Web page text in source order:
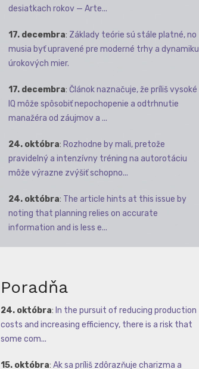
desiatkach rokov — Arte...
17. decembra: Základy teórie sú stále platné, no
musia byť upravené pre moderné trhy a dynamiku
úrokových mier.
17. decembra: Článok naznačuje, že príliš vysoké
IQ môže spôsobiť nepochopenie a odtrhnutie
manažéra od záujmov a ...
24. októbra: Rozhodne by mali, pretože
pravidelný a intenzívny tréning na autorotáciu
môže výrazne zvýšiť schopno...
24. októbra: The article hints at this issue by
noting that planning relies on accurate
information and is less e...
Poradňa
24. októbra: In the pursuit of reducing production
costs and increasing efficiency, there is a risk that
some com...
15. októbra: Ak sa príliš zdôrazňuje charizma a